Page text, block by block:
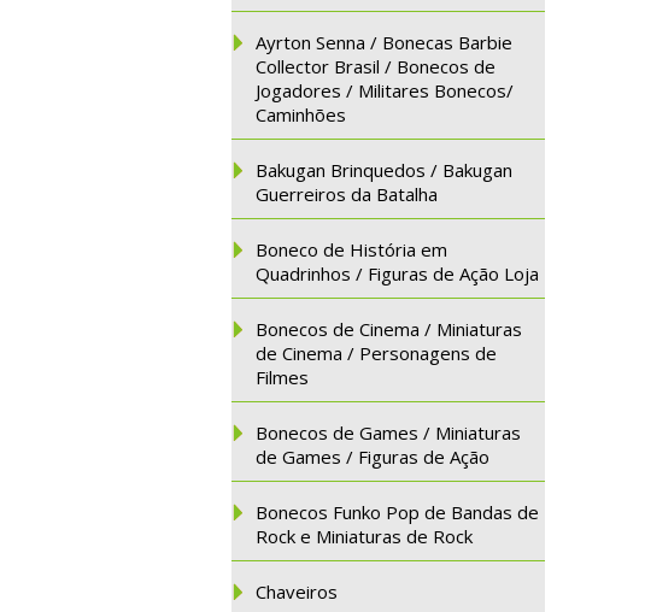
Ayrton Senna / Bonecas Barbie
Collector Brasil / Bonecos de
Jogadores / Militares Bonecos/
Caminhões
Bakugan Brinquedos / Bakugan
Guerreiros da Batalha
Boneco de História em
Quadrinhos / Figuras de Ação Loja
Bonecos de Cinema / Miniaturas
de Cinema / Personagens de
Filmes
Bonecos de Games / Miniaturas
de Games / Figuras de Ação
Bonecos Funko Pop de Bandas de
Rock e Miniaturas de Rock
Chaveiros